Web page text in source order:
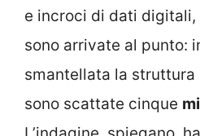
e incroci di dati digitali,
sono arrivate al punto:
smantellata la
sono scattate cinque